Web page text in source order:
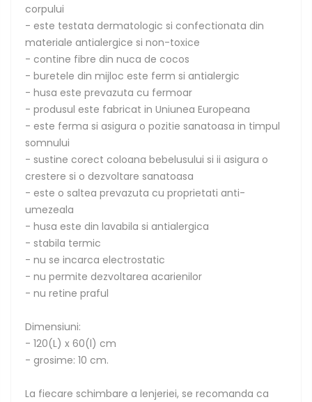
corpului
- este testata dermatologic si confectionata din
materiale antialergice si non-toxice
- contine fibre din nuca de cocos
- buretele din mijloc este ferm si antialergic
- husa este prevazuta cu fermoar
- produsul este fabricat in Uniunea Europeana
- este ferma si asigura o pozitie sanatoasa in timpul
somnului
- sustine corect coloana bebelusului si ii asigura o
crestere si o dezvoltare sanatoasa
- este o saltea prevazuta cu proprietati anti-
umezeala
- husa este din lavabila si antialergica
- stabila termic
- nu se incarca electrostatic
- nu permite dezvoltarea acarienilor
- nu retine praful
Dimensiuni:
- 120(L) x 60(l) cm
- grosime: 10 cm.
La fiecare schimbare a lenjeriei, se recomanda ca